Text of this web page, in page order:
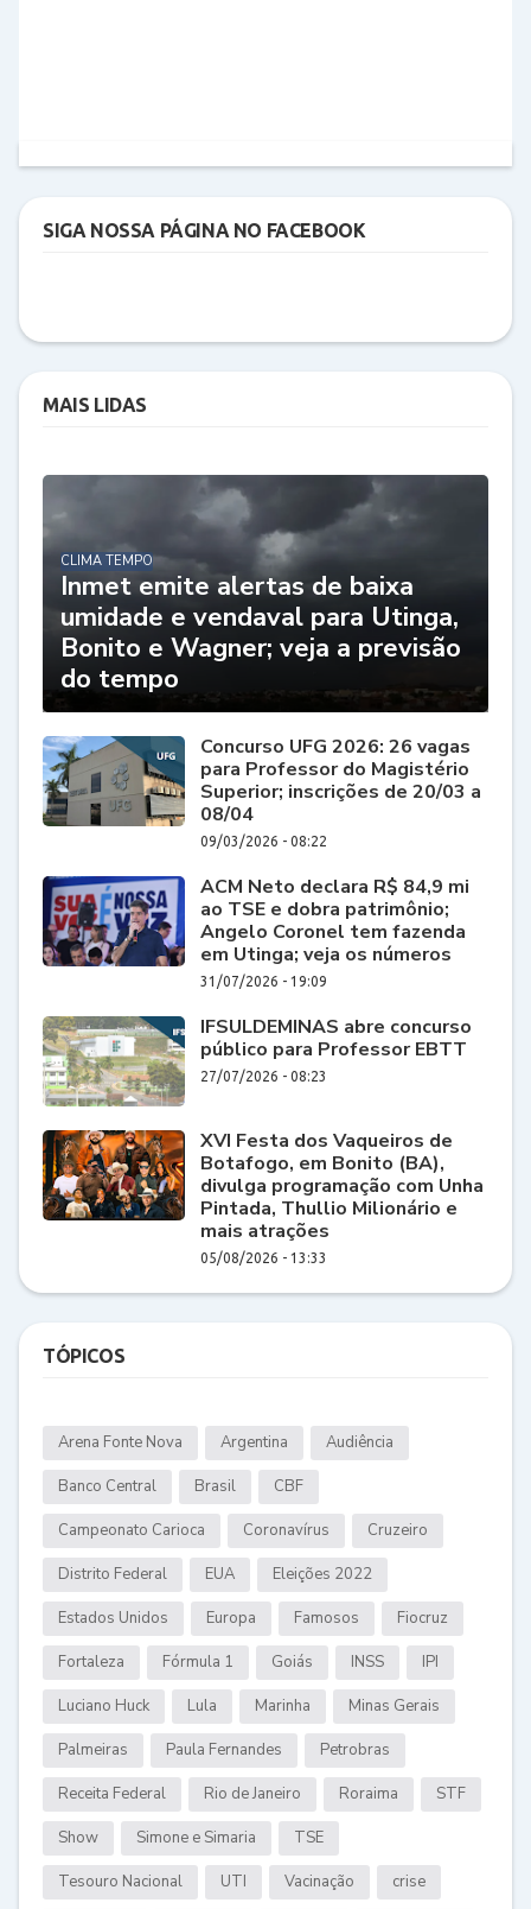
SIGA NOSSA PÁGINA NO FACEBOOK
MAIS LIDAS
CLIMA TEMPO
Inmet emite alertas de baixa
umidade e vendaval para Utinga,
Bonito e Wagner; veja a previsão
do tempo
Concurso UFG 2026: 26 vagas
para Professor do Magistério
Superior; inscrições de 20/03 a
08/04
09/03/2026 - 08:22
ACM Neto declara R$ 84,9 mi
ao TSE e dobra patrimônio;
Angelo Coronel tem fazenda
em Utinga; veja os números
31/07/2026 - 19:09
IFSULDEMINAS abre concurso
público para Professor EBTT
27/07/2026 - 08:23
XVI Festa dos Vaqueiros de
Botafogo, em Bonito (BA),
divulga programação com Unha
Pintada, Thullio Milionário e
mais atrações
05/08/2026 - 13:33
TÓPICOS
Arena Fonte Nova Argentina Audiência
Banco Central Brasil CBF
Campeonato Carioca Coronavírus Cruzeiro
Distrito Federal EUA Eleições 2022
Estados Unidos Europa Famosos Fiocruz
Fortaleza Fórmula 1 Goiás INSS IPI
Luciano Huck Lula Marinha Minas Gerais
Palmeiras Paula Fernandes Petrobras
Receita Federal Rio de Janeiro Roraima STF
Show Simone e Simaria TSE
Tesouro Nacional UTI Vacinação crise